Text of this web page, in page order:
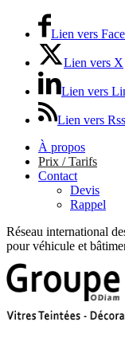
Lien vers
Lien vers X
Lien vers
Lien vers Rss
À propos
Prix / Tarifs
Contact
Devis
Rappel
Réseau international
pour véhicule et